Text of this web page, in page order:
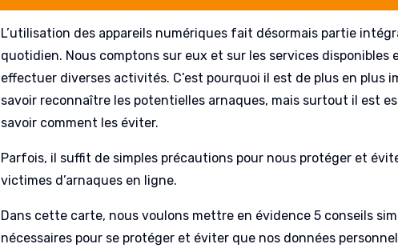
L’utilisation des appareils numériques fait désormais partie
quotidien. Nous comptons sur eux et sur les services disponibles
effectuer diverses activités. C’est pourquoi il est de plus en plus
savoir reconnaître les potentielles arnaques, mais surtout il est
savoir comment les éviter.
Parfois, il suffit de simples précautions pour nous protéger et
victimes d’arnaques en ligne.
Dans cette carte, nous voulons mettre en évidence 5 conseils
nécessaires pour se protéger et éviter que nos données